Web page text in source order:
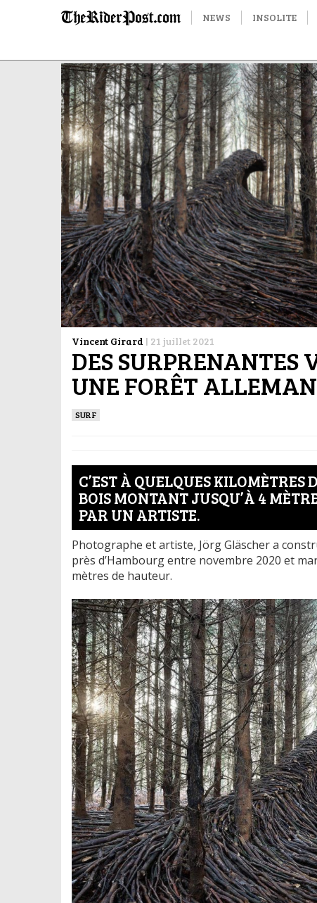
NEWS INSOLITE
Vincent Girard | 21 juillet 2021
DES SURPRENANTES
UNE FORÊT
SURF
C’EST À QUELQUES KILOMÈTRES
BOIS MONTANT JUSQU’À 4
PAR UN ARTISTE.
Photographe et artiste, Jörg Gläscher a
près d’Hambourg entre novembre 2020 et
mètres de hauteur.